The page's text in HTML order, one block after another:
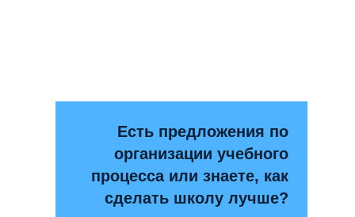
Есть предложения по
организации учебного
процесса или знаете, как
сделать школу лучше?